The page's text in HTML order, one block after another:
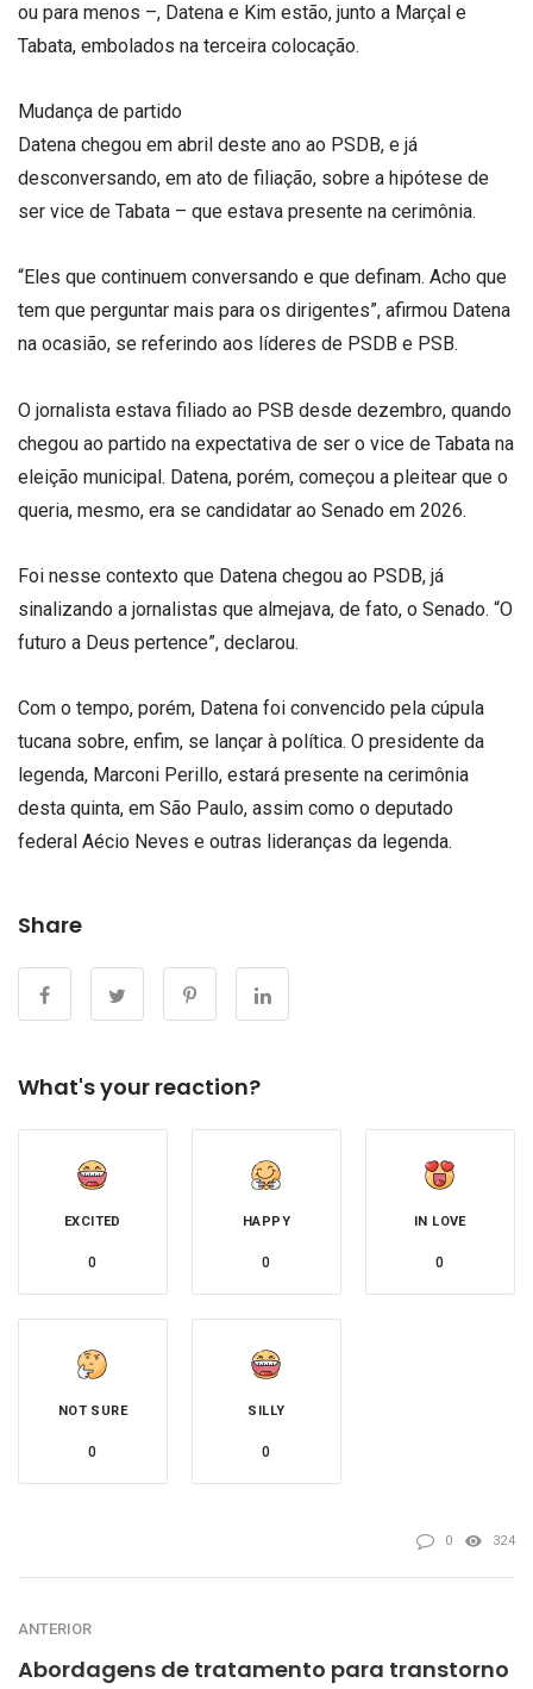
ou para menos –, Datena e Kim estão, junto a Marçal e
Tabata, embolados na terceira colocação.
Mudança de partido
Datena chegou em abril deste ano ao PSDB, e já
desconversando, em ato de filiação, sobre a hipótese de
ser vice de Tabata – que estava presente na cerimônia.
“Eles que continuem conversando e que definam. Acho que
tem que perguntar mais para os dirigentes”, afirmou Datena
na ocasião, se referindo aos líderes de PSDB e PSB.
O jornalista estava filiado ao PSB desde dezembro, quando
chegou ao partido na expectativa de ser o vice de Tabata na
eleição municipal. Datena, porém, começou a pleitear que o
queria, mesmo, era se candidatar ao Senado em 2026.
Foi nesse contexto que Datena chegou ao PSDB, já
sinalizando a jornalistas que almejava, de fato, o Senado. “O
futuro a Deus pertence”, declarou.
Com o tempo, porém, Datena foi convencido pela cúpula
tucana sobre, enfim, se lançar à política. O presidente da
legenda, Marconi Perillo, estará presente na cerimônia
desta quinta, em São Paulo, assim como o deputado
federal Aécio Neves e outras lideranças da legenda.
Share
What's your reaction?
EXCITED
0
HAPPY
0
IN LOVE
0
NOT SURE
0
SILLY
0
0 324
ANTERIOR
Abordagens de tratamento para transtorno